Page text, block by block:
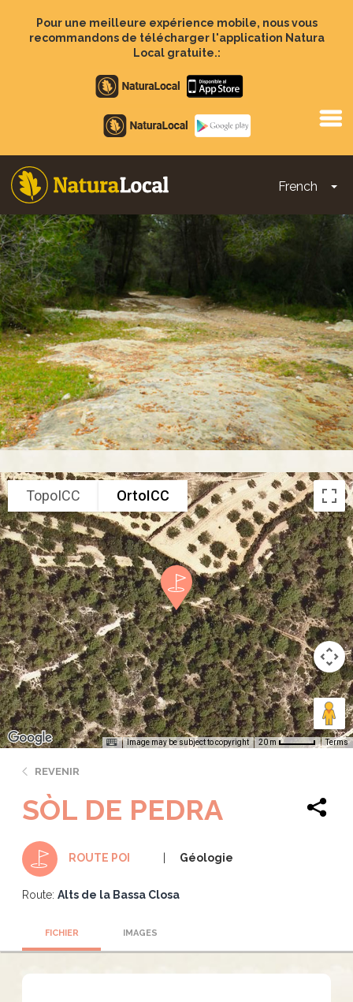
contenu
Pour une meilleure expérience mobile, nous vous
recommandons de télécharger l'application Natura
Local gratuite.:
Apple
store
Google
Play
French
Main
navigation
TopoICC OrtoICC
Image may be subject to copyright 20 m Terms
REVENIR
SÒL DE PEDRA
ROUTE POI Géologie
Route: Alts de la Bassa Closa
FICHIER IMAGES